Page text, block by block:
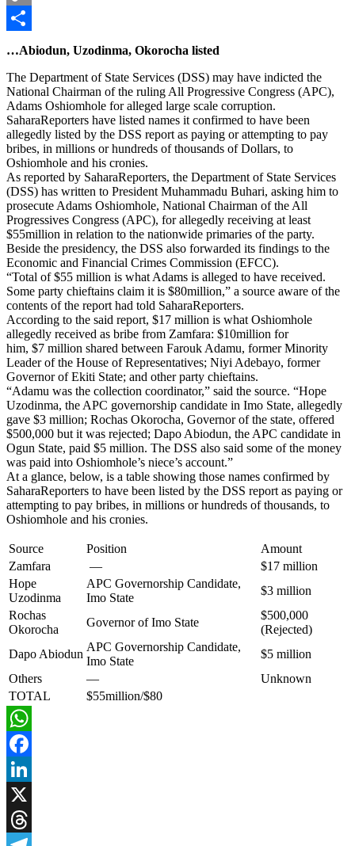
Copy
Link
Share
…Abiodun, Uzodinma, Okorocha listed
The Department of State Services (DSS) may have indicted the
National Chairman of the ruling All Progressive Congress (APC),
Adams Oshiomhole for alleged large scale corruption.
SaharaReporters have listed names it confirmed to have been
allegedly listed by the DSS report as paying or attempting to pay
bribes, in millions or hundreds of thousands of Dollars, to
Oshiomhole and his cronies.
As reported by SaharaReporters, the Department of State Services
(DSS) has written to President Muhammadu Buhari, asking him to
prosecute Adams Oshiomhole, National Chairman of the All
Progressives Congress (APC), for allegedly receiving at least
$55million in relation to the nationwide primaries of the party.
Beside the presidency, the DSS also forwarded its findings to the
Economic and Financial Crimes Commission (EFCC).
“Total of $55 million is what Adams is alleged to have received.
Some party chieftains claim it is $80million,” a source aware of the
contents of the report had told SaharaReporters.
According to the said report, $17 million is what Oshiomhole
allegedly received as bribe from Zamfara: $10million for
him, $7 million shared between Farouk Adamu, former Minority
Leader of the House of Representatives; Niyi Adebayo, former
Governor of Ekiti State; and other party chieftains.
“Adamu was the collection coordinator,” said the source. “Hope
Uzodinma, the APC governorship candidate in Imo State, allegedly
gave $3 million; Rochas Okorocha, Governor of the state, offered
$500,000 but it was rejected; Dapo Abiodun, the APC candidate in
Ogun State, paid $5 million. The DSS also said some of the money
was paid into Oshiomhole’s niece’s account.”
At a glance, below, is a table showing those names confirmed by
SaharaReporters to have been listed by the DSS report as paying or
attempting to pay bribes, in millions or hundreds of thousands, to
Oshiomhole and his cronies.
Source Position
Amount
Zamfara
—
$17 million​​
Hope
Uzodinma
APC Governorship Candidate,
Imo State
$3 million​
Rochas
Okorocha
Governor of Imo State
$500,000​
(Rejected)
Dapo Abiodun
APC Governorship Candidate,
Imo State
$5 million​
Others
—
Unknown
TOTAL
$55million/$80
WhatsApp
Facebook
LinkedIn
X